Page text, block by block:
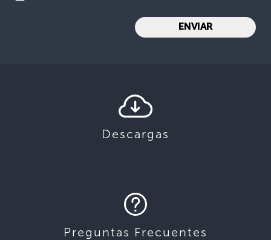
Descargas
Preguntas Frecuentes